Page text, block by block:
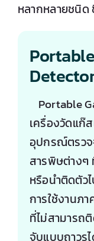
หลากหลายชนิ
Portable
เครื่องวัดแก๊
อุปกรณ์ตรวจ
สารพิษต่างๆ
หรือนำติดตัวไ
การใช้งานภ
ที่ไม่สามารถ
จับแบบถาวร